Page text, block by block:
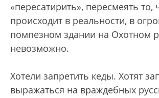
«пересатирить», пересмеять то,
происходит в реальности, в
помпезном здании на Охотном
невозможно.
Хотели запретить кеды. Хотят
выражаться на враждебных